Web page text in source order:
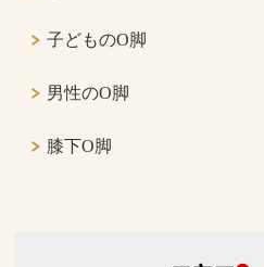
子どものO脚
男性のO脚
膝下O脚